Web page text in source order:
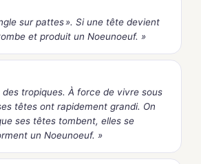
sur pattes ». Si une tête devient
et produit un Noeunoeuf. »
des tropiques. À force de vivre sous
têtes ont rapidement grandi. On
ses têtes tombent, elles se
un Noeunoeuf. »